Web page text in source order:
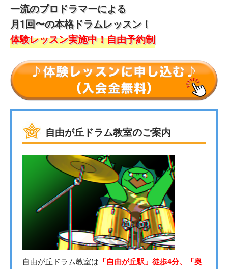
一流のプロドラマーによる
月1回〜の本格ドラムレッスン！
体験レッスン実施中！自由予約制
自由が丘ドラム教室のご案内
自由が丘ドラム教室は 「自由が丘駅」徒歩4分、「奥